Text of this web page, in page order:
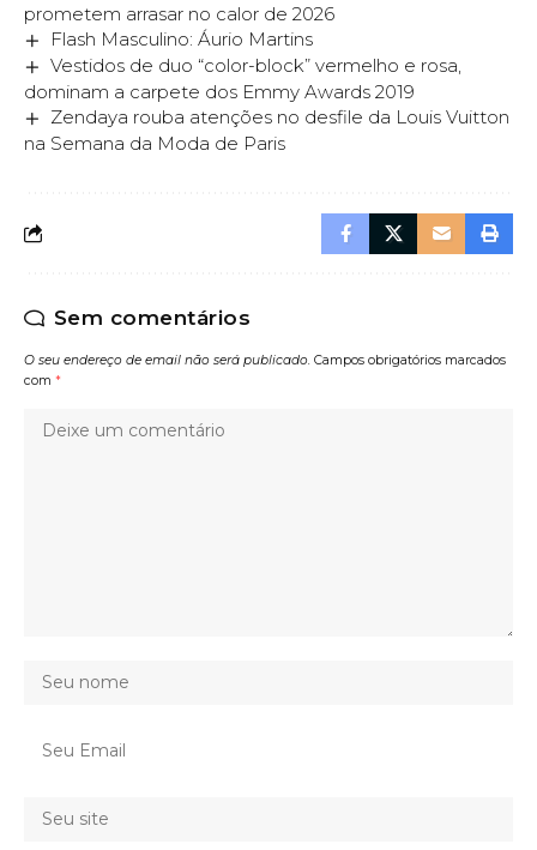
prometem arrasar no calor de 2026
Flash Masculino: Áurio Martins
Vestidos de duo “color-block” vermelho e rosa,
dominam a carpete dos Emmy Awards 2019
Zendaya rouba atenções no desfile da Louis Vuitton
na Semana da Moda de Paris
Sem comentários
O seu endereço de email não será publicado. Campos obrigatórios marcados
com *